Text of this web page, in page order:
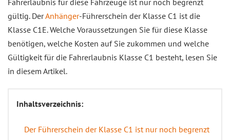
Fahrerlaubnis für diese Fahrzeuge ist nur noch begrenzt
gültig. DerAnhänger-Führerschein der Klasse C1 ist die
Klasse C1E. Welche Voraussetzungen Sie für diese Klasse
benötigen, welche Kosten auf Sie zukommen und welche
Gültigkeit für die Fahrerlaubnis Klasse C1 besteht, lesen Sie
in diesem Artikel.
Inhaltsverzeichnis:
Der Führerschein der Klasse C1 ist nur noch begrenzt